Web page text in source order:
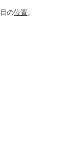
目の位置。